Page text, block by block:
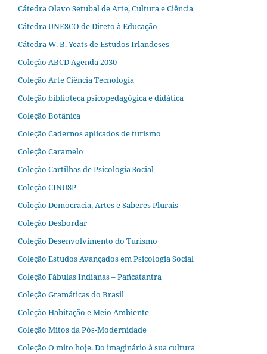
Cátedra Olavo Setubal de Arte, Cultura e Ciência
Cátedra UNESCO de Direto à Educação
Cátedra W. B. Yeats de Estudos Irlandeses
Coleção ABCD Agenda 2030
Coleção Arte Ciência Tecnologia
Coleção biblioteca psicopedagógica e didática
Coleção Botânica
Coleção Cadernos aplicados de turismo
Coleção Caramelo
Coleção Cartilhas de Psicologia Social
Coleção CINUSP
Coleção Democracia, Artes e Saberes Plurais
Coleção Desbordar
Coleção Desenvolvimento do Turismo
Coleção Estudos Avançados em Psicologia Social
Coleção Fábulas Indianas – Pañcatantra
Coleção Gramáticas do Brasil
Coleção Habitação e Meio Ambiente
Coleção Mitos da Pós-Modernidade
Coleção O mito hoje. Do imaginário à sua cultura